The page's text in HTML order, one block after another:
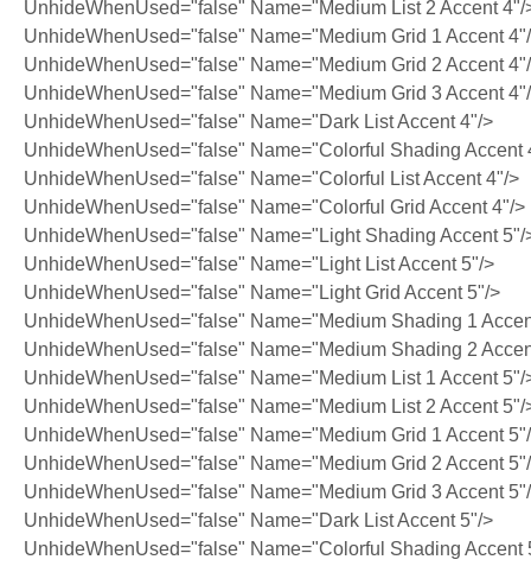
UnhideWhenUsed="false" Name="Medium List 2 Accent 4"/
UnhideWhenUsed="false" Name="Medium Grid 1 Accent
UnhideWhenUsed="false" Name="Medium Grid 2 Accent
UnhideWhenUsed="false" Name="Medium Grid 3 Accent
UnhideWhenUsed="false" Name="Dark List Accent 4"/>
UnhideWhenUsed="false" Name="Colorful Shading Accent
UnhideWhenUsed="false" Name="Colorful List Accent 4"/>
UnhideWhenUsed="false" Name="Colorful Grid Accent 4"/>
UnhideWhenUsed="false" Name="Light Shading Accent 5"/
UnhideWhenUsed="false" Name="Light List Accent 5"/>
UnhideWhenUsed="false" Name="Light Grid Accent 5"/>
UnhideWhenUsed="false" Name="Medium Shading 1
UnhideWhenUsed="false" Name="Medium Shading 2
UnhideWhenUsed="false" Name="Medium List 1 Accent 5"/
UnhideWhenUsed="false" Name="Medium List 2 Accent 5"/
UnhideWhenUsed="false" Name="Medium Grid 1 Accent
UnhideWhenUsed="false" Name="Medium Grid 2 Accent
UnhideWhenUsed="false" Name="Medium Grid 3 Accent
UnhideWhenUsed="false" Name="Dark List Accent 5"/>
UnhideWhenUsed="false" Name="Colorful Shading Accent